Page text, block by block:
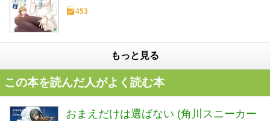
453
もっと見る
この本を読んだ人がよく読む本
おまえだけは選ばない (角川スニーカー